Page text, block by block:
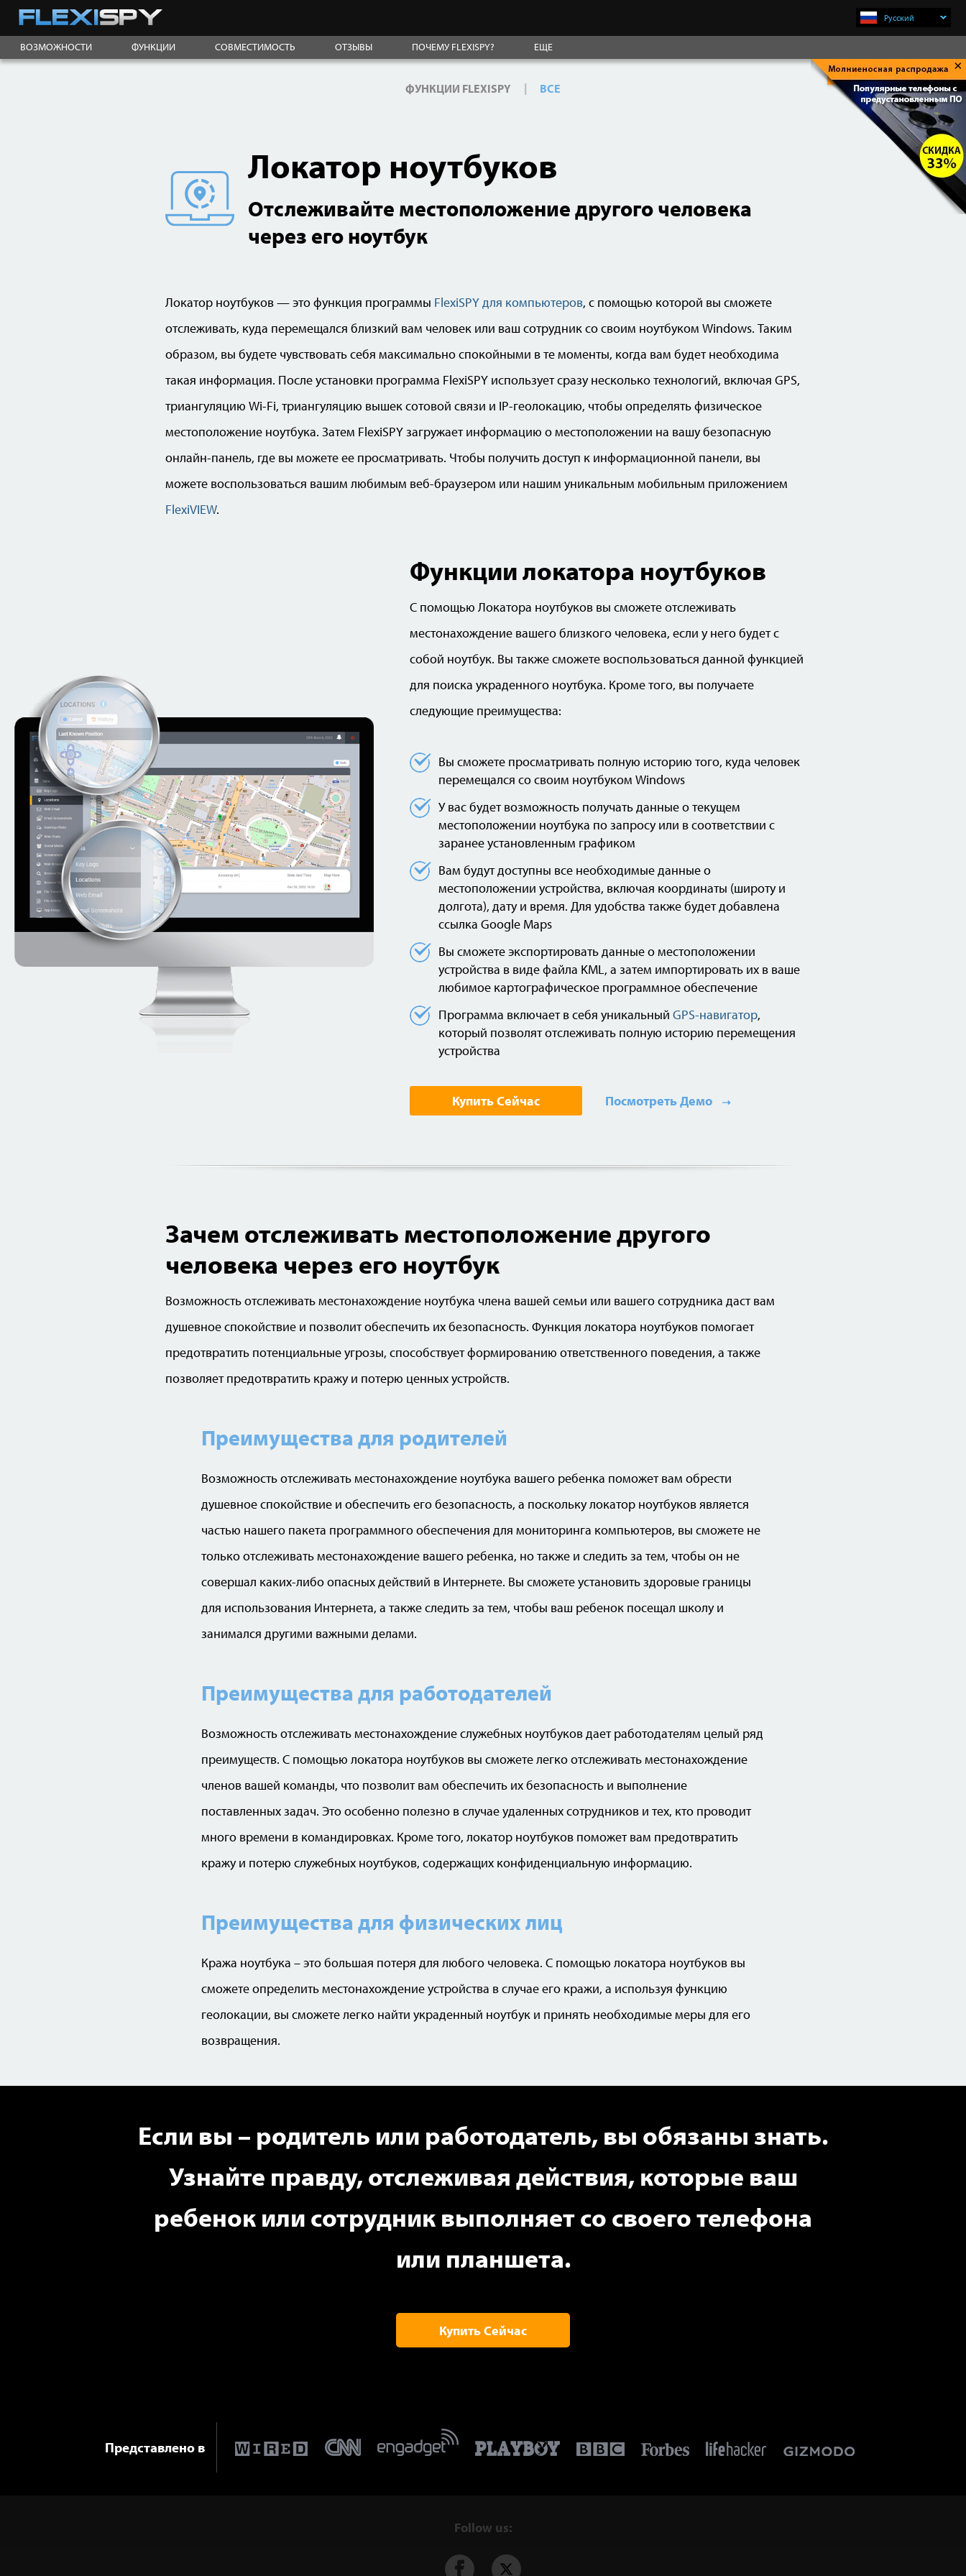
Русский
Купить Сейчас
ВОЗМОЖНОСТИ ФУНКЦИИ СОВМЕСТИМОСТЬ ОТЗЫВЫ ПОЧЕМУ FLEXISPY? ЕЩЕ
×
ФУНКЦИИ FLEXISPY | ВСЕ
Локатор ноутбуков
Отслеживайте местоположение другого человека
через его ноутбук
Локатор ноутбуков — это функция программы FlexiSPY для компьютеров, с помощью которой вы сможете
отслеживать, куда перемещался близкий вам человек или ваш сотрудник со своим ноутбуком Windows. Таким
образом, вы будете чувствовать себя максимально спокойными в те моменты, когда вам будет необходима
такая информация. После установки программа FlexiSPY использует сразу несколько технологий, включая GPS,
триангуляцию Wi-Fi, триангуляцию вышек сотовой связи и IP-геолокацию, чтобы определять физическое
местоположение ноутбука. Затем FlexiSPY загружает информацию о местоположении на вашу безопасную
онлайн-панель, где вы можете ее просматривать. Чтобы получить доступ к информационной панели, вы
можете воспользоваться вашим любимым веб-браузером или нашим уникальным мобильным приложением
FlexiVIEW.
Функции локатора ноутбуков
С помощью Локатора ноутбуков вы сможете отслеживать
местонахождение вашего близкого человека, если у него будет с
собой ноутбук. Вы также сможете воспользоваться данной функцией
для поиска украденного ноутбука. Кроме того, вы получаете
следующие преимущества:
Вы сможете просматривать полную историю того, куда человек
перемещался со своим ноутбуком Windows
У вас будет возможность получать данные о текущем
местоположении ноутбука по запросу или в соответствии с
заранее установленным графиком
Вам будут доступны все необходимые данные о
местоположении устройства, включая координаты (широту и
долгота), дату и время. Для удобства также будет добавлена
ссылка Google Maps
Вы сможете экспортировать данные о местоположении
устройства в виде файла KML, а затем импортировать их в ваше
любимое картографическое программное обеспечение
Программа включает в себя уникальный GPS-навигатор,
который позволят отслеживать полную историю перемещения
устройства
Купить Сейчас Посмотреть Демо
Зачем отслеживать местоположение другого
человека через его ноутбук
Возможность отслеживать местонахождение ноутбука члена вашей семьи или вашего сотрудника даст вам
душевное спокойствие и позволит обеспечить их безопасность. Функция локатора ноутбуков помогает
предотвратить потенциальные угрозы, способствует формированию ответственного поведения, а также
позволяет предотвратить кражу и потерю ценных устройств.
Преимущества для родителей
Возможность отслеживать местонахождение ноутбука вашего ребенка поможет вам обрести
душевное спокойствие и обеспечить его безопасность, а поскольку локатор ноутбуков является
частью нашего пакета программного обеспечения для мониторинга компьютеров, вы сможете не
только отслеживать местонахождение вашего ребенка, но также и следить за тем, чтобы он не
совершал каких-либо опасных действий в Интернете. Вы сможете установить здоровые границы
для использования Интернета, а также следить за тем, чтобы ваш ребенок посещал школу и
занимался другими важными делами.
Преимущества для работодателей
Возможность отслеживать местонахождение служебных ноутбуков дает работодателям целый ряд
преимуществ. С помощью локатора ноутбуков вы сможете легко отслеживать местонахождение
членов вашей команды, что позволит вам обеспечить их безопасность и выполнение
поставленных задач. Это особенно полезно в случае удаленных сотрудников и тех, кто проводит
много времени в командировках. Кроме того, локатор ноутбуков поможет вам предотвратить
кражу и потерю служебных ноутбуков, содержащих конфиденциальную информацию.
Преимущества для физических лиц
Кража ноутбука – это большая потеря для любого человека. С помощью локатора ноутбуков вы
сможете определить местонахождение устройства в случае его кражи, а используя функцию
геолокации, вы сможете легко найти украденный ноутбук и принять необходимые меры для его
возвращения.
Если вы – родитель или работодатель, вы обязаны знать.
Узнайте правду, отслеживая действия, которые ваш
ребенок или сотрудник выполняет со своего телефона
или планшета.
Купить Cейчас
Представлено в
Follow us: